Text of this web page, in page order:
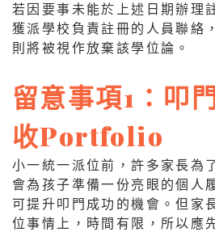
若因要事未能於上述日期辦理
獲派學校負責註冊的人員聯絡
則將被視作放棄該學位論。
留意事項1：叩
收Portfolio
小一統一派位前，許多家長為
會為孩子準備一份亮眼的個
可提升叩門成功的機會。但家
位事情上，時間有限，所以應